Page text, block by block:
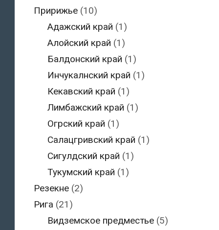
Пририжье(10)
Адажский край (1)
Алойский край (1)
Балдонский край (1)
Инчукалнский край (1)
Кекавский край (1)
Лимбажский край (1)
Огрский край (1)
Салацгривский край (1)
Сигулдский край (1)
Тукумский край (1)
Резекне(2)
Рига (21)
Видземское предместье (5)